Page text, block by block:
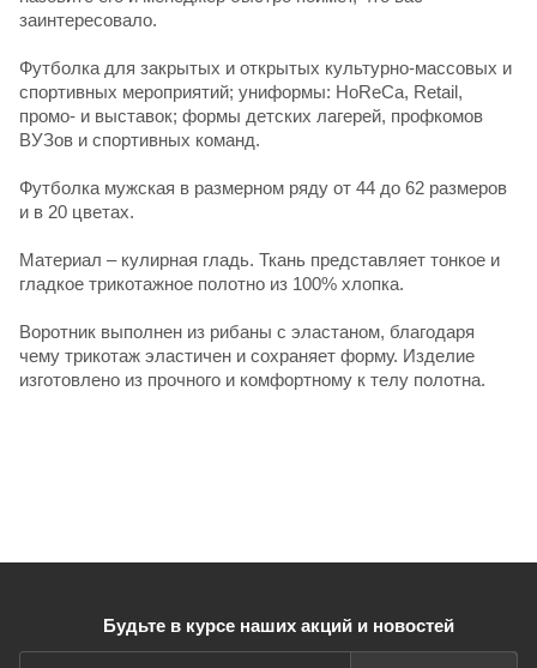
заинтересовало.
Футболка для закрытых и открытых культурно-массовых и
спортивных мероприятий; униформы: HoReCa, Retail,
промо- и выставок; формы детских лагерей, профкомов
ВУЗов и спортивных команд.
Футболка мужская в размерном ряду от 44 до 62 размеров
и в 20 цветах.
Материал – кулирная гладь. Ткань представляет тонкое и
гладкое трикотажное полотно из 100% хлопка.
Воротник выполнен из рибаны с эластаном, благодаря
чему трикотаж эластичен и сохраняет форму. Изделие
изготовлено из прочного и комфортному к телу полотна.
Будьте в курсе наших акций и новостей